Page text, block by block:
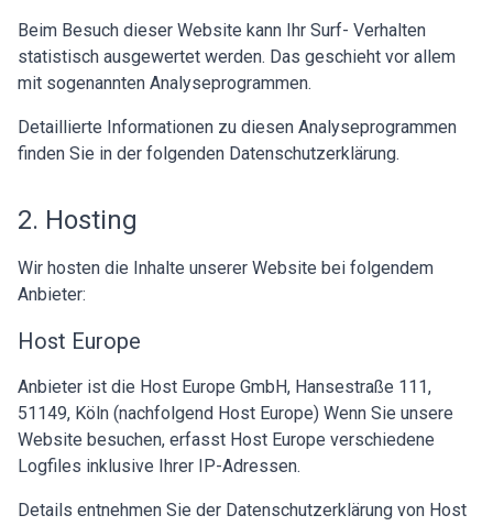
Beim Besuch dieser Website kann Ihr Surf- Verhalten
statistisch ausgewertet werden. Das geschieht vor allem
mit sogenannten Analyseprogrammen.
Detaillierte Informationen zu diesen Analyseprogrammen
finden Sie in der folgenden Datenschutzerklärung.
2. Hosting
Wir hosten die Inhalte unserer Website bei folgendem
Anbieter:
Host Europe
Anbieter ist die Host Europe GmbH, Hansestraße 111,
51149, Köln (nachfolgend Host Europe) Wenn Sie unsere
Website besuchen, erfasst Host Europe verschiedene
Logfiles inklusive Ihrer IP-Adressen.
Details entnehmen Sie der Datenschutzerklärung von Host